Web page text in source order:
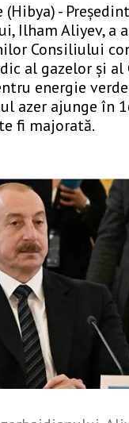
-
Ilham Aliyev, a
Consiliului
al gazelor și
energie
azer ajunge în
fi majorată.